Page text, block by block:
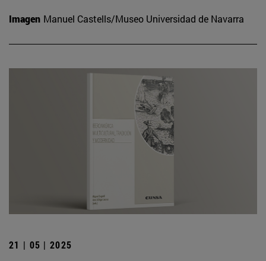
Imagen Manuel Castells/Museo Universidad de Navarra
21 | 05 | 2025